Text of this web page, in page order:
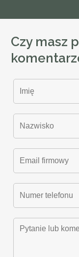
Czy masz